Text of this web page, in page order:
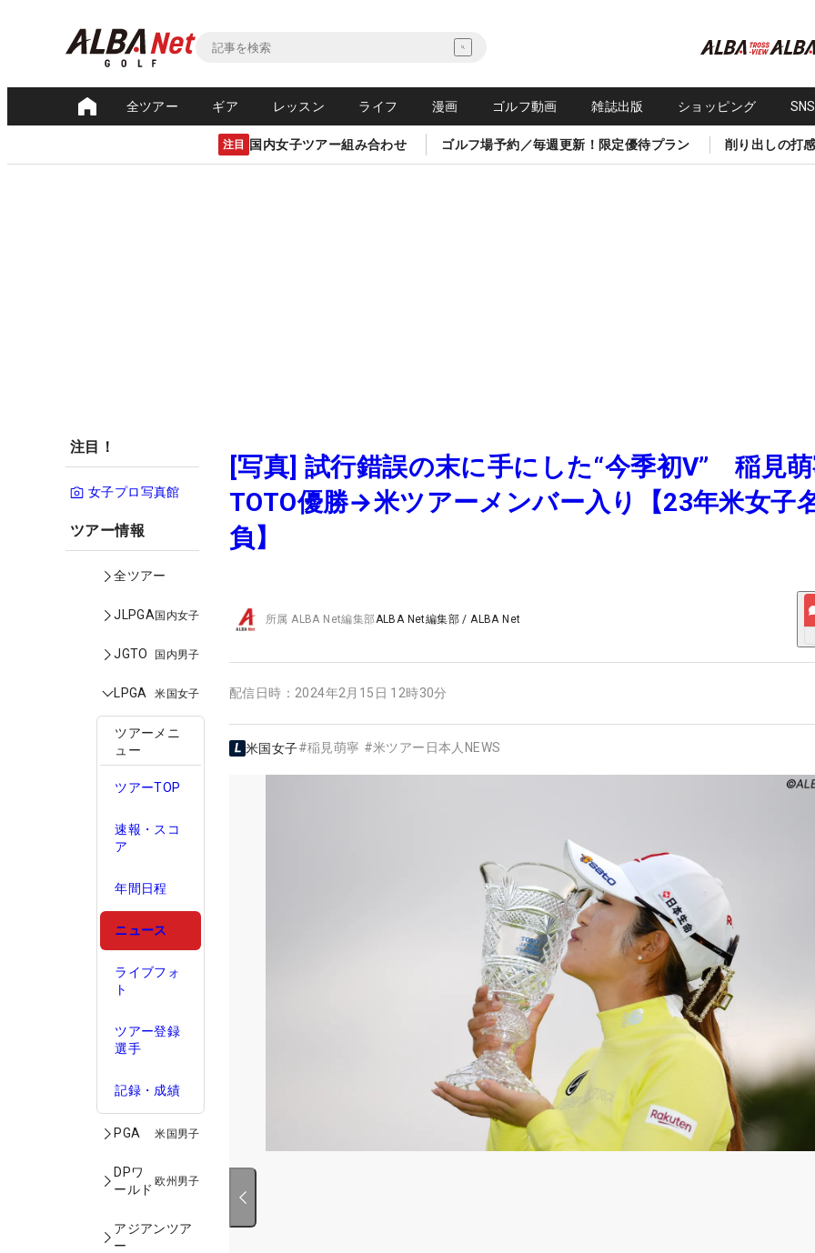
全ツアー ギア レッスン ライフ 漫画 ゴルフ動画 雑誌出版 ショッピング
注目 国内女子ツアー組み合わせ ゴルフ場予約／毎週更新！限定優待プラン 削り出しの打
注目！
女子プロ写真館
ツアー情報
全ツアー
JLPGA国内女子
JGTO 国内男子
LPGA 米国女子
ツアーメニ
ュー
ツアーTOP
速報・スコ
ア
年間日程
ニュース
ライブフォ
ト
ツアー登録
選手
記録・成績
PGA 米国男子
DPワ
ールド
欧州男子
アジアンツア
ー
[写真] 試行錯誤の末に手にした“今季初V” 稲見
TOTO優勝→米ツアーメンバー入り【23年米女子
負】
所属ALBA Net編集部ALBA Net編集部 /ALBA Net
配信日時： 2024年2月15日 12時30分
米国女子#稲見萌寧 #米ツアー日本人NEWS